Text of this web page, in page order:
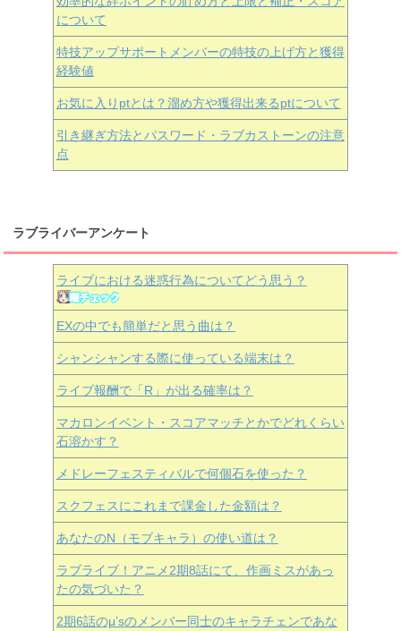
について
特技アップサポートメンバーの特技の上げ方と獲得
経験値
お気に入りptとは？溜め方や獲得出来るptについて
引き継ぎ方法とパスワード・ラブカストーンの注意
点
ラブライバーアンケート
ライブにおける迷惑行為についてどう思う？
EXの中でも簡単だと思う曲は？
シャンシャンする際に使っている端末は？
ライブ報酬で「R」が出る確率は？
マカロンイベント・スコアマッチとかでどれくらい
石溶かす？
メドレーフェスティバルで何個石を使った？
スクフェスにこれまで課金した金額は？
あなたのN（モブキャラ）の使い道は？
ラブライブ！アニメ2期8話にて、作画ミスがあっ
たの気づいた？
2期6話のμ’sのメンバー同士のキャラチェンであな